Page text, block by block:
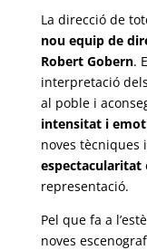
La direcció de
nou equip de
Robert Gobern.
interpretació
al poble i
intensitat i
noves
espectacularitat
representació.
Pel que fa a
noves